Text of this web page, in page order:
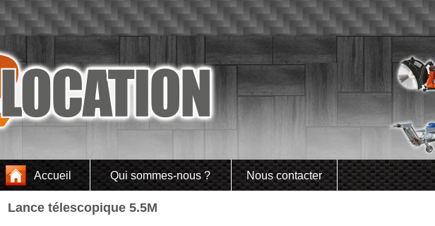
Accueil Qui sommes-nous ? Nous contacter
Lance télescopique 5.5M